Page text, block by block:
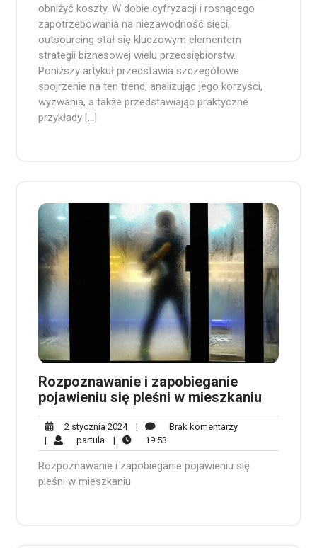
obniżyć koszty. W dobie cyfryzacji i rosnącego
zapotrzebowania na niezawodność sieci,
outsourcing stał się kluczowym elementem
strategii biznesowej wielu przedsiębiorstw.
Poniższy artykuł przedstawia szczegółowe
spojrzenie na ten trend, analizując jego korzyści,
wyzwania, a także przedstawiając praktyczne
przykłady […]
Rozpoznawanie i zapobieganie
pojawieniu się pleśni w mieszkaniu
2 stycznia 20242
stycznia
2024
| Brak komentarzyBrak
| partula partula
| 19:53
Rozpoznawanie i zapobieganie pojawieniu się
pleśni w mieszkaniu